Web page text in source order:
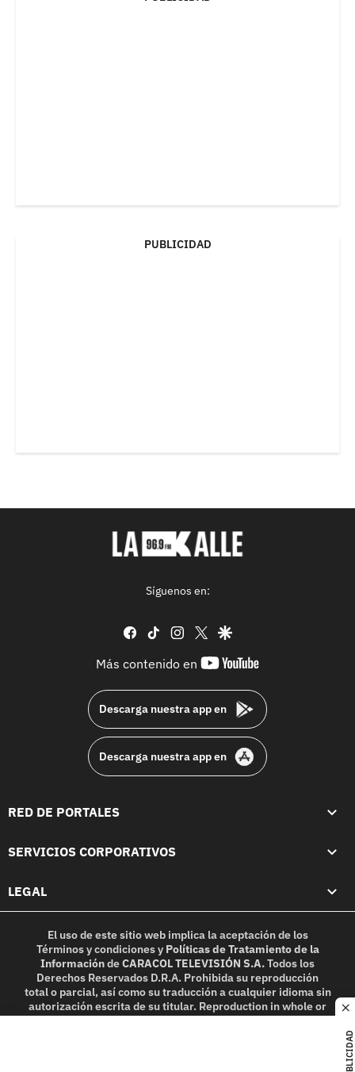
PUBLICIDAD
PUBLICIDAD
Síguenos en:
facebook
tiktok instagram
twittergoogle
Más contenido en
youtube-
Descarga nuestra app en
Descarga nuestra app en
RED DE PORTALES
SERVICIOS CORPORATIVOS
LEGAL
El uso de este sitio web implica la aceptación de los
Términos y condicionesy Políticas de Tratamiento de la
InformacióndeCARACOL TELEVISIÓN S.A.Todos los
Derechos Reservados D.R.A. Prohibida su reproducción
total o parcial, así como su traducción a cualquier idioma sin
autorización escrita de su titular. Reproduction in whole or